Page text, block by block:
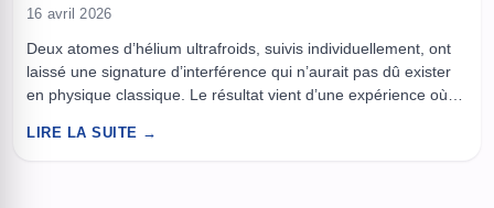
16 avril 2026
Deux atomes d’hélium ultrafroids, suivis individuellement, ont
laissé une signature d’interférence qui n’aurait pas dû exister
en physique classique. Le résultat vient d’une expérience où
dans un état de superposition, puis recombinées pour faire
LIRE LA SUITE →